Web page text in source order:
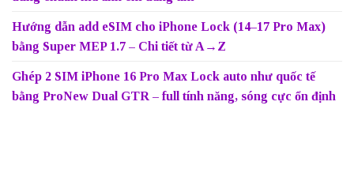
Hướng dẫn add eSIM cho iPhone Lock (14–17 Pro Max)
bằng Super MEP 1.7 – Chi tiết từ A→Z
Ghép 2 SIM iPhone 16 Pro Max Lock auto như quốc tế
bằng ProNew Dual GTR – full tính năng, sóng cực ổn định